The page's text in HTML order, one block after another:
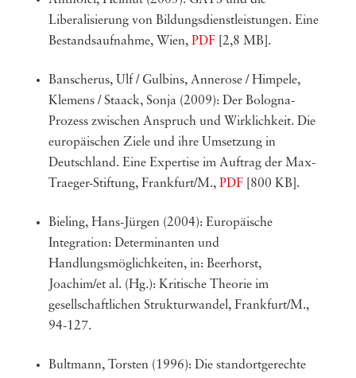
Liberalisierung von Bildungsdienstleistungen. Eine
Bestandsaufnahme, Wien,PDF[2,8 MB].
Banscherus, Ulf / Gulbins, Annerose / Himpele,
Klemens / Staack, Sonja (2009): Der Bologna-
Prozess zwischen Anspruch und Wirklichkeit. Die
europäischen Ziele und ihre Umsetzung in
Deutschland. Eine Expertise im Auftrag der Max-
Traeger-Stiftung, Frankfurt/M., PDF[800 KB].
Bieling, Hans-Jürgen (2004): Europäische
Integration: Determinanten und
Handlungsmöglichkeiten, in: Beerhorst,
Joachim/et al. (Hg.): Kritische Theorie im
gesellschaftlichen Strukturwandel, Frankfurt/M.,
94-127.
Bultmann, Torsten (1996): Die standortgerechte